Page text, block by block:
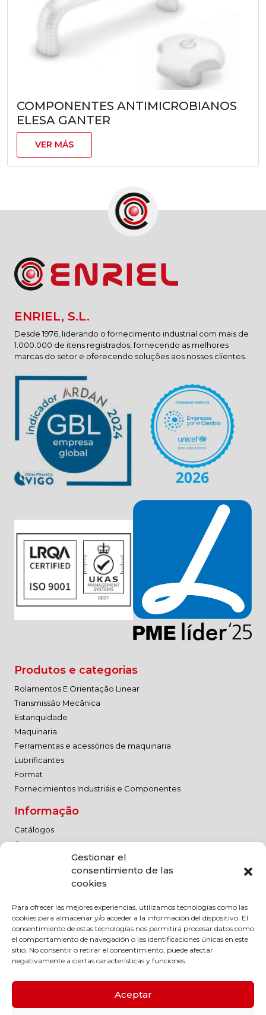
Gestionar el
consentimiento de las
cookies
Para ofrecer las mejores experiencias, utilizamos tecnologías como las
cookies para almacenar y/o acceder a la información del dispositivo. El
consentimiento de estas tecnologías nos permitirá procesar datos como
el comportamiento de navegación o las identificaciones únicas en este
sitio. No consentir o retirar el consentimiento, puede afectar
negativamente a ciertas características y funciones.
Aceptar
COMPONENTES ANTIMICROBIANOS
ELESA GANTER
VER MÁS
ENRIEL, S.L.
Desde 1976, liderando o fornecimento industrial com mais de
1.000.000 de itens registrados, fornecendo as melhores
marcas do setor e oferecendo soluções aos nossos clientes.
Produtos e categorias
Rolamentos E Orientação Linear
Transmissão Mecânica
Estanquidade
Maquinaria
Ferramentas e acessórios de maquinaria
Lubrificantes
Format
Fornecimientos Industriáis e Componentes
Informação
Catálogos
As nossas marcas
Trabalhe connosco
Advertência jurídica
Advertência jurídica
Política de Privacidade
Política de cookies
Política RSC